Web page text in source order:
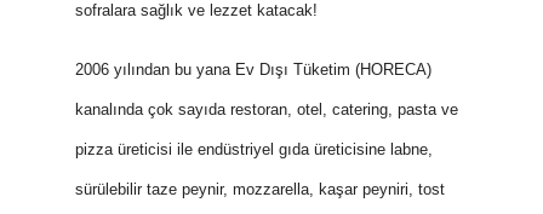
sofralara sağlık ve lezzet katacak!
2006 yılından bu yana Ev Dışı Tüketim (HORECA)
kanalında çok sayıda restoran, otel, catering, pasta ve
pizza üreticisi ile endüstriyel gıda üreticisine labne,
sürülebilir taze peynir, mozzarella, kaşar peyniri, tost